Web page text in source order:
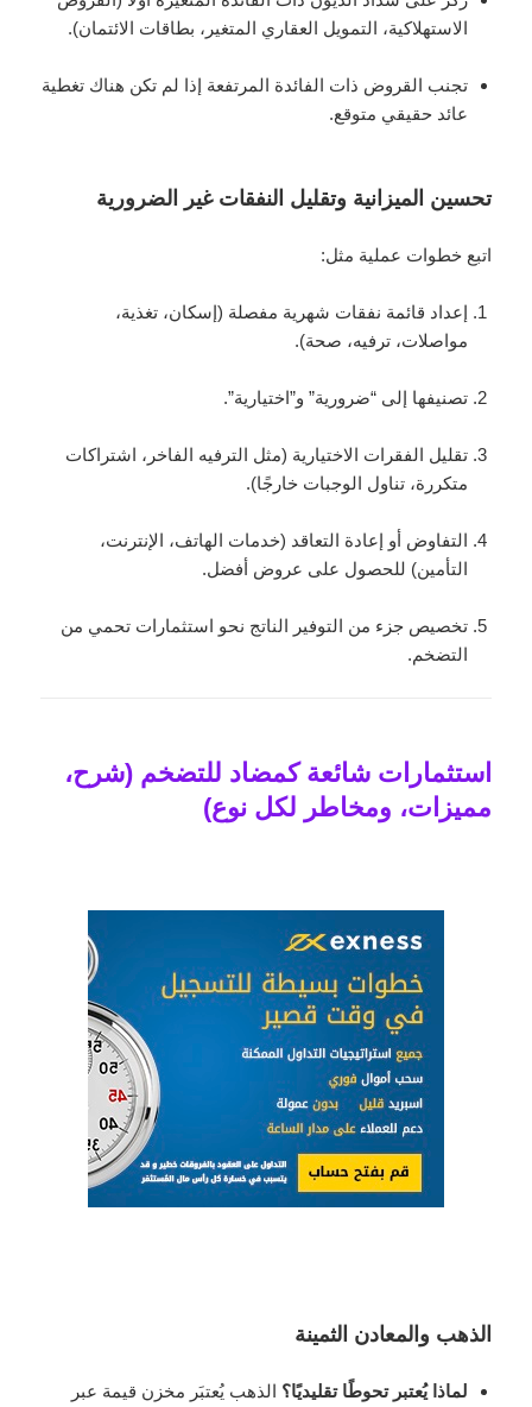
الاستهلاكية، التمويل العقاري المتغير، بطاقات الائتمان).
تجنب القروض ذات الفائدة المرتفعة إذا لم تكن هناك تغطية
عائد حقيقي متوقع.
تحسين الميزانية وتقليل النفقات غير الضرورية
اتبع خطوات عملية مثل:
إعداد قائمة نفقات شهرية مفصلة (إسكان، تغذية،
مواصلات، ترفيه، صحة).
تصنيفها إلى “ضرورية” و”اختيارية”.
تقليل الفقرات الاختيارية (مثل الترفيه الفاخر، اشتراكات
متكررة، تناول الوجبات خارجًا).
التفاوض أو إعادة التعاقد (خدمات الهاتف، الإنترنت،
التأمين) للحصول على عروض أفضل.
تخصيص جزء من التوفير الناتج نحو استثمارات تحمي من
التضخم.
استثمارات شائعة كمضاد للتضخم (شرح،
مميزات، ومخاطر لكل نوع)
الذهب والمعادن الثمينة
لماذا يُعتبر تحوطًا تقليديًا؟ الذهب يُعتبَر مخزن قيمة عبر